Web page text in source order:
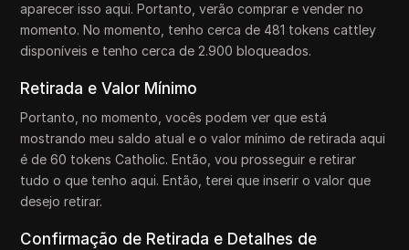
aparecer isso aqui. Portanto, verão comprar e vender no
momento. No momento, tenho cerca de 481 tokens cattley
disponíveis e tenho cerca de 2.900 bloqueados.
Retirada e Valor Mínimo
Portanto, no momento, vocês podem ver que está
mostrando meu saldo atual e o valor mínimo de retirada aqui
é de 60 tokens Catholic. Então, vou prosseguir e retirar
tudo o que tenho aqui. Então, terei que inserir o valor que
desejo retirar.
Confirmação de Retirada e Detalhes de